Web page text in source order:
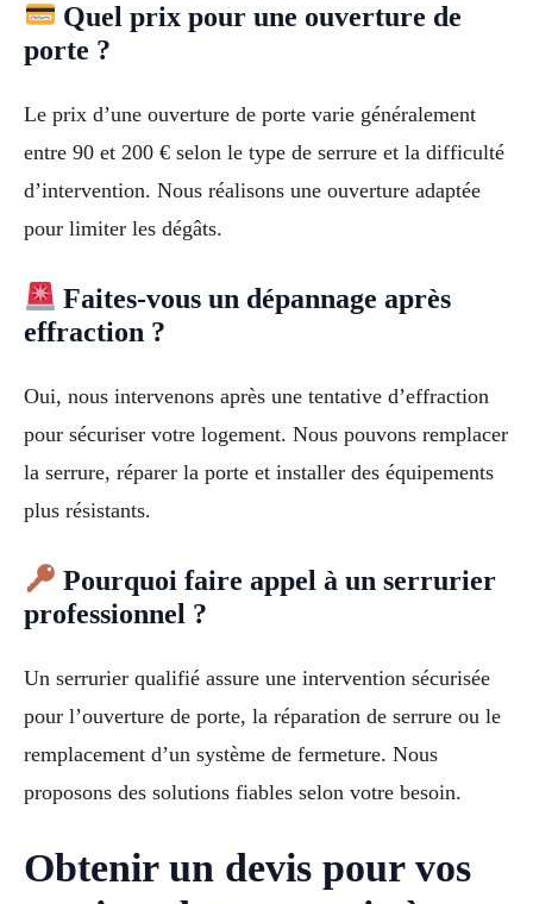
Quel prix pour une ouverture de
porte ?
Le prix d’une ouverture de porte varie généralement
entre 90 et 200 € selon le type de serrure et la difficulté
d’intervention. Nous réalisons une ouverture adaptée
pour limiter les dégâts.
Faites-vous un dépannage après
effraction ?
Oui, nous intervenons après une tentative d’effraction
pour sécuriser votre logement. Nous pouvons remplacer
la serrure, réparer la porte et installer des équipements
plus résistants.
Pourquoi faire appel à un serrurier
professionnel ?
Un serrurier qualifié assure une intervention sécurisée
pour l’ouverture de porte, la réparation de serrure ou le
remplacement d’un système de fermeture. Nous
proposons des solutions fiables selon votre besoin.
Obtenir un devis pour vos